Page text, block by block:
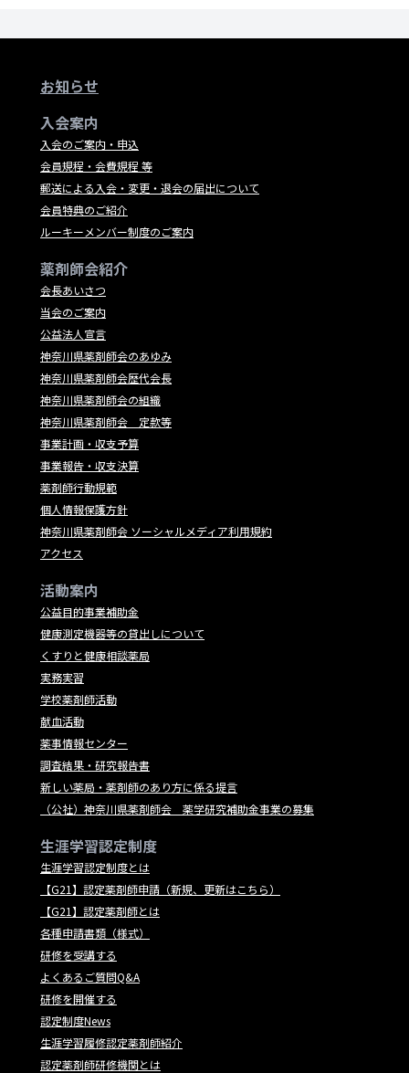
お知らせ
入会案内
入会のご案内・申込
会員規程・会費規程 等
郵送による入会・変更・退会の届出について
会員特典のご紹介
ルーキーメンバー制度のご案内
薬剤師会紹介
会長あいさつ
当会のご案内
公益法人宣言
神奈川県薬剤師会のあゆみ
神奈川県薬剤師会歴代会長
神奈川県薬剤師会の組織
神奈川県薬剤師会 定款等
事業計画・収支予算
事業報告・収支決算
薬剤師行動規範
個人情報保護方針
神奈川県薬剤師会 ソーシャルメディア利用規約
アクセス
活動案内
公益目的事業補助金
健康測定機器等の貸出しについて
くすりと健康相談薬局
実務実習
学校薬剤師活動
献血活動
薬事情報センター
調査結果・研究報告書
新しい薬局・薬剤師のあり方に係る提言
（公社）神奈川県薬剤師会 薬学研究補助金事業の募集
生涯学習認定制度
生涯学習認定制度とは
【G21】認定薬剤師申請（新規、更新はこちら）
【G21】認定薬剤師とは
各種申請書類（様式）
研修を受講する
よくあるご質問Q&A
研修を開催する
認定制度News
生涯学習履修認定薬剤師紹介
認定薬剤師研修機関とは